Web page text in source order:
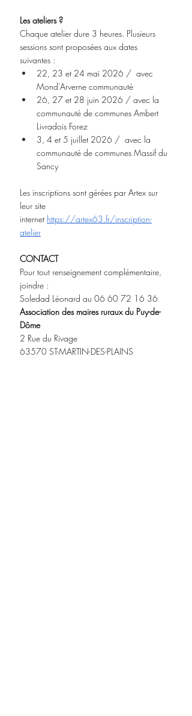
Les ateliers ?
Chaque atelier dure 3 heures. Plusieurs
sessions sont proposées aux dates
suivantes :
22, 23 et 24 mai 2026 /  avec
Mond'Arverne communauté
26, 27 et 28 juin 2026 / avec la
communauté de communes Ambert
Livradois Forez
3, 4 et 5 juillet 2026 /  avec la
communauté de communes Massif du
Sancy
Les inscriptions sont gérées par Artex sur
leur site
internet https://artex63.fr/inscription-
atelier
CONTACT
Pour tout renseignement complémentaire,
joindre :
Soledad Léonard au 06 60 72 16 36
Association des maires ruraux du Puy-de-
Dôme
2 Rue du Rivage
63570 ST-MARTIN-DES-PLAINS